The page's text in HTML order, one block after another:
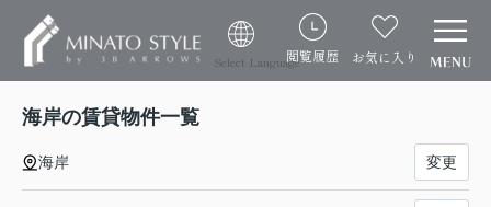
Select Language閲覧履歴 お気に入り
海岸の賃貸物件一覧
海岸 変更